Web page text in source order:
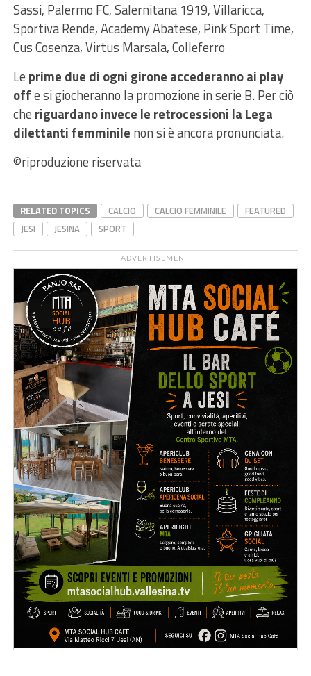
Sassi, Palermo FC, Salernitana 1919, Villaricca,
Sportiva Rende, Academy Abatese, Pink Sport Time,
Cus Cosenza, Virtus Marsala, Colleferro
Le prime due di ogni girone accederanno ai play
offe si giocheranno la promozione in serie B. Per ciò
che riguardano invece le retrocessioni la Lega
dilettanti femminile non si è ancora pronunciata.
©riproduzione riservata
RELATED TOPICS CALCIO CALCIO FEMMINILE
FEATURED
JESI
JESINA SPORT
ADVERTISEMENT